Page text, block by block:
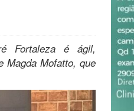
Fortaleza é ágil,
Magda Mofatto, que